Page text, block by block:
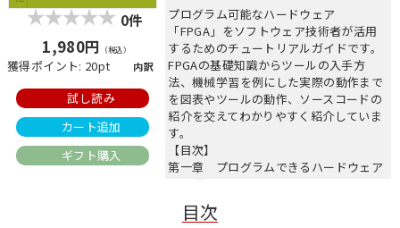
0件
1,980円 （税込）
獲得ポイント: 20pt 内訳
試し読み
カート追加
ギフト購入
プログラム可能なハードウェア
「FPGA」をソフトウェア技術者が活用
するためのチュートリアルガイドです。
FPGAの基礎知識からツールの入手方
法、機械学習を例にした実際の動作まで
を図表やツールの動作、ソースコードの
紹介を交えてわかりやすく紹介していま
す。
【目次】
第一章 プログラムできるハードウェア
基礎知識：FPGAとは
ソフトウェアのFPGA化にあたって
FPGA開発言語
目次